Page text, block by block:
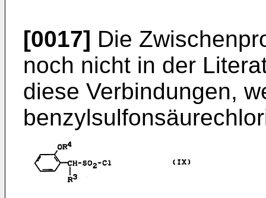
[0017] Die
noch nicht in der
diese Verbindun­gen,